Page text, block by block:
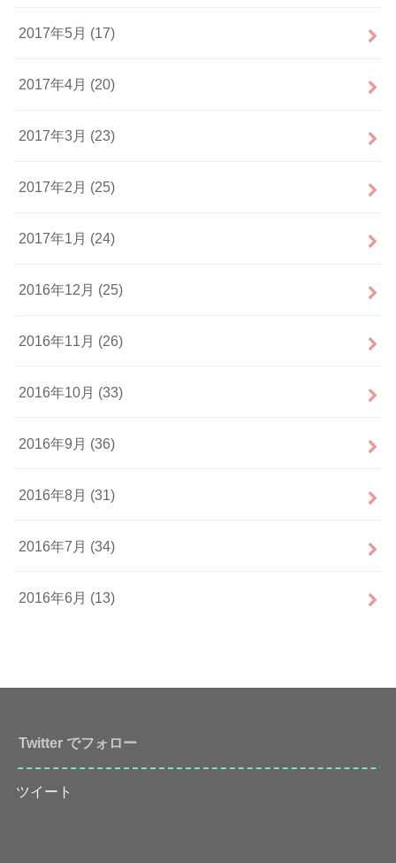
2017年5月 (17)
2017年4月 (20)
2017年3月 (23)
2017年2月 (25)
2017年1月 (24)
2016年12月 (25)
2016年11月 (26)
2016年10月 (33)
2016年9月 (36)
2016年8月 (31)
2016年7月 (34)
2016年6月 (13)
Twitter でフォロー
ツイート